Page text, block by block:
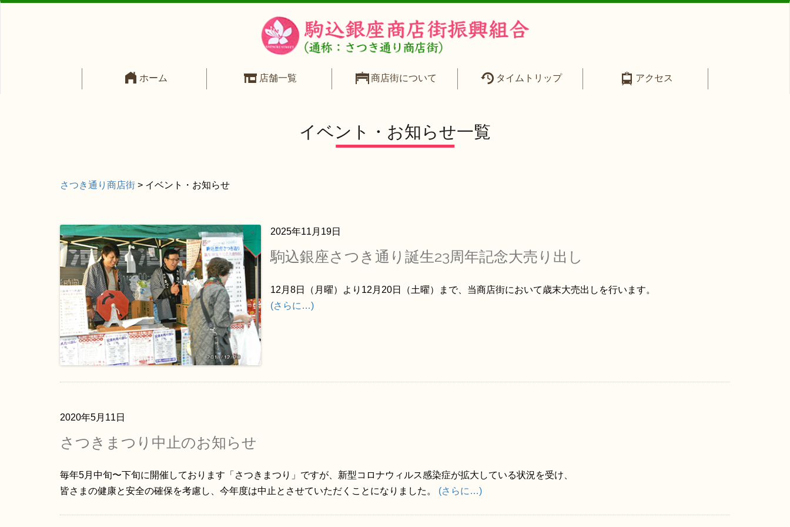
ホーム 店舗一覧 商店街について タイムトリップ アクセス
イベント・お知らせ一覧
さつき通り商店街 > イベント・お知らせ
2025年11月19日
駒込銀座さつき通り誕生23周年記念大売り出し
12月8日（月曜）より12月20日（土曜）まで、当商店街において歳末大売出しを行います。
(さらに…)
2020年5月11日
さつきまつり中止のお知らせ
毎年5月中旬〜下旬に開催しております「さつきまつり」ですが、新型コロナウィルス感染症が拡大している状況を受け、
皆さまの健康と安全の確保を考慮し、今年度は中止とさせていただくことになりました。 (さらに…)